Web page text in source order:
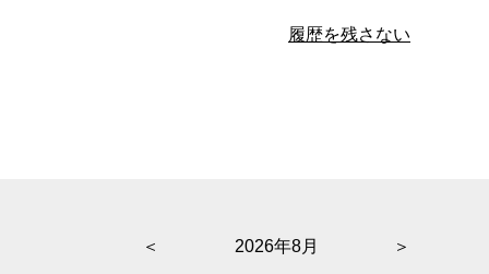
履歴を残さない
＜ ＞
2026年8月